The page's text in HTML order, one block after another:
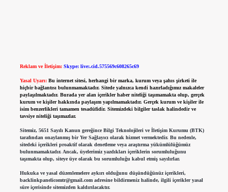
Reklam ve İletişim: Skype: live:.cid.575569c608265c69
Yasal Uyarı: Bu internet sitesi, herhangi bir marka, kurum veya şahıs şirketi ile
hiçbir bağlantısı bulunmamaktadır. Sitede yalnızca kendi hazırladığımız makaleler
paylaşılmaktadır. Burada yer alan içerikler haber niteliği taşımamakta olup, gerçek
kurum ve kişiler hakkında paylaşım yapılmamaktadır. Gerçek kurum ve kişiler ile
isim benzerlikleri tamamen tesadüfidir. Sitemizdeki bilgiler taslak halindedir ve
tavsiye niteliği taşımazlar.
Sitemiz, 5651 Sayılı Kanun gereğince Bilgi Teknolojileri ve İletişim Kurumu (BTK)
tarafından onaylanmış bir Yer Sağlayıcı olarak hizmet vermektedir. Bu nedenle,
sitedeki içerikleri proaktif olarak denetleme veya araştırma yükümlülüğümüz
bulunmamaktadır. Ancak, üyelerimiz yazdıkları içeriklerin sorumluluğunu
taşımakta olup, siteye üye olarak bu sorumluluğu kabul etmiş sayılırlar.
Hukuka ve yasal düzenlemelere aykırı olduğunu düşündüğünüz içerikleri,
backlinkpanelicomtr@gmail.comadresine bildirmeniz halinde, ilgili içerikler yasal
süre içerisinde sitemizden kaldırılacaktır.